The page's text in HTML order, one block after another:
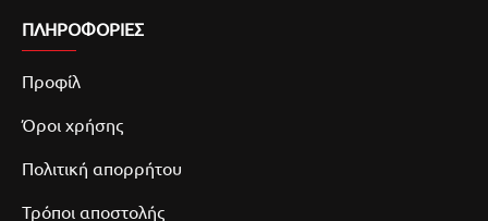
ΠΛΗΡΟΦΟΡΙΕΣ
Προφίλ
Όροι χρήσης
Πολιτική απορρήτου
Τρόποι αποστολής